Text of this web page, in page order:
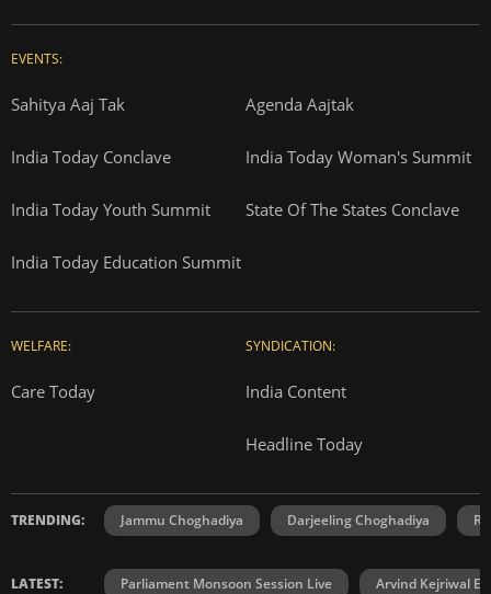
EVENTS:
Sahitya Aaj Tak Agenda Aajtak
India Today Conclave India Today Woman's Summit
India Today Youth Summit State Of The States Conclave
India Today Education Summit
WELFARE:
Care Today
SYNDICATION:
India Content
Headline Today
TRENDING: Jammu Choghadiya Darjeeling Choghadiya
LATEST: Parliament Monsoon Session Live Arvind Kejriwal